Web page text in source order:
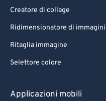
Creatore di collage
Ridimensionatore di immagini
Ritaglia immagine
Selettore colore
Applicazioni mobili